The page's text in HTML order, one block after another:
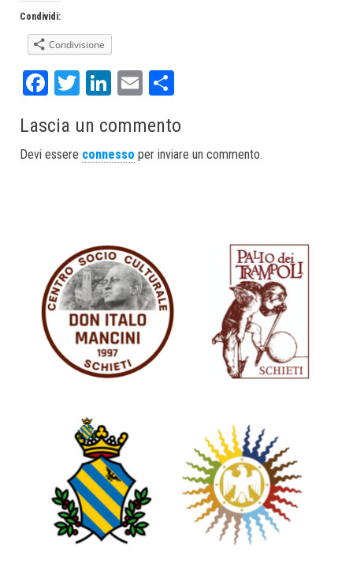
Condividi:
Condivisione
Fa
bo
ok
T
tt
er
Li
ed
In
E
ail re
Lascia un commento
Devi essere connesso per inviare un commento.